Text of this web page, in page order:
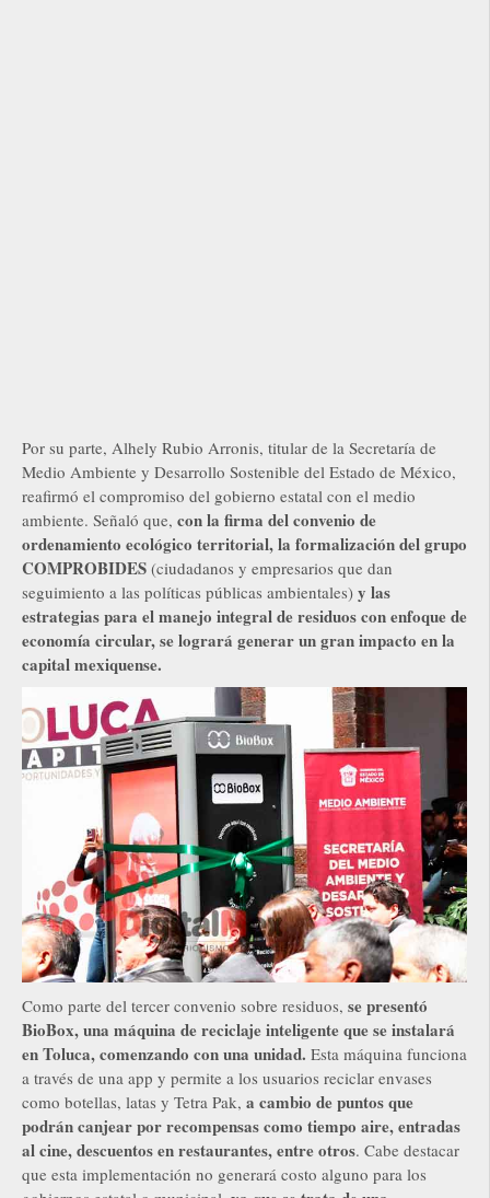
Por su parte, Alhely Rubio Arronis, titular de la Secretaría de
Medio Ambiente y Desarrollo Sostenible del Estado de México,
reafirmó el compromiso del gobierno estatal con el medio
ambiente. Señaló que, con la firma del convenio de
ordenamiento ecológico territorial, la formalización del grupo
COMPROBIDES (ciudadanos y empresarios que dan
seguimiento a las políticas públicas ambientales) y las
estrategias para el manejo integral de residuos con enfoque de
economía circular, se logrará generar un gran impacto en la
capital mexiquense.
Como parte del tercer convenio sobre residuos, se presentó
BioBox, una máquina de reciclaje inteligente que se instalará
en Toluca, comenzando con una unidad. Esta máquina funciona
a través de una app y permite a los usuarios reciclar envases
como botellas, latas y Tetra Pak, a cambio de puntos que
podrán canjear por recompensas como tiempo aire, entradas
al cine, descuentos en restaurantes, entre otros. Cabe destacar
que esta implementación no generará costo alguno para los